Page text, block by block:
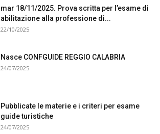
mar 18/11/2025. Prova scritta per l’esame di
abilitazione alla professione di...
22/10/2025
Nasce CONFGUIDE REGGIO CALABRIA
24/07/2025
Pubblicate le materie e i criteri per esame
guide turistiche
24/07/2025